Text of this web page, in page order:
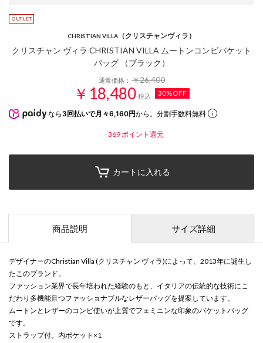
CHRISTIAN VILLA （クリスチャンヴィラ）
クリスチャン ヴィラ CHRISTIAN VILLA ムートンコンビバケット
バッグ （ブラック）
通常価格：￥26,400
￥18,480 税込 30%OFF
なら 3回払いで月々6,160円から。分割手数料無料
369 ポイント還元
カートに入れる
商品説明 サイズ詳細
デザイナーのChristian Villa (クリスチャン ヴィラ)によって、2013年に誕生し
たこのブランド。
ファッション業界で長年培われた経験のもと、イタリアの伝統的な技術にこ
だわり多機能且つファッショナブルなレザーバッグを提案しています。
ムートンとレザーのコンビ使いが上質でフェミニンな印象のバケットバッグ
です。
ストラップ付。内ポケット×1